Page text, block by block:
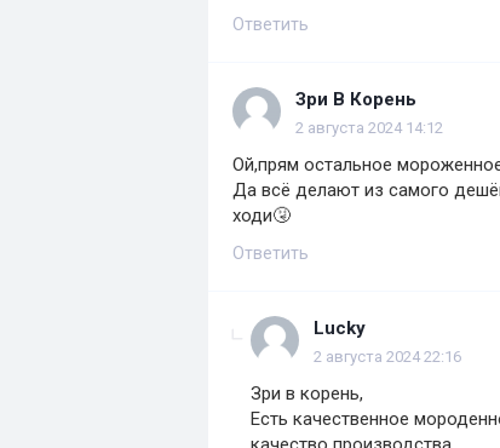
Ответить
Зри В Корень
2 августа 2024 14:12
Ой,прям остальное
Да всё делают из самого
ходи🤧
Ответить
Lucky
2 августа 2024 22:16
Зри в корень,
Есть качественное